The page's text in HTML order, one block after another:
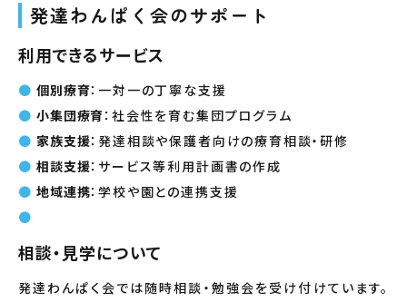
発達わんぱく会のサポート
利用できるサービス
個別療育：一対一の丁寧な支援
小集団療育：社会性を育む集団プログラム
家族支援：発達相談や保護者向けの療育相談・研修
相談支援：サービス等利用計画書の作成
地域連携：学校や園との連携支援
相談・見学について
発達わんぱく会では随時相談・勉強会を受け付けています。